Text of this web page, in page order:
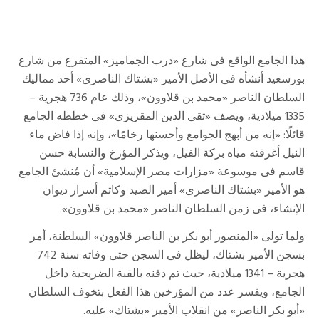
هذا الجامع الواقع فى شارع «درب الجماميز» المتفرع من شارع
بورسعيد أنشأه فى الأصل الأمير «بشتاك الناصرى» أحد مماليك
السلطان الناصر «محمد بن قلاوون»، وذلك عام 736 هجرية –
1335 ميلادية، ويصف «تقى الدين المقريزى» فى خططه الجامع
قائلًا: «إنه من أبهج الجوامع وأحسنها رخامًا»، وإنه إذا فاض ماء
النيل أغرقته مياه بركة الفيل، ويذكر المؤرخ والنسابة حسن
قاسم فى موسوعة «مزارات مصر الإسلامية» أن مُنشئ الجامع
هو الأمير «بشتاك الناصرى» أمير الصيد وكاتم أسرار ديوان
الإنشاء، فى زمن السلطان الناصر «محمد بن قلاوون».
ولما تولى «المنصور أبو بكر بن الناصر قلاوون» السلطنة، أمر
بسجن الأمير بشتاك، ليظل فى السجن حتى وفاته سنة 742
هجرية – 1341 ميلادية، حيث تم دفنه بالقبة الضريحية داخل
الجامع، ويفسر عدد من المؤرخين هذا الفعل بتخوف السلطان
«أبو بكر الناصر» من انقلاب الأمير «بشتاك» عليه.